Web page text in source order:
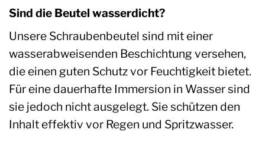
Sind die Beutel wasserdicht?
Unsere Schraubenbeutel sind mit einer
wasserabweisenden Beschichtung versehen,
die einen guten Schutz vor Feuchtigkeit bietet.
Für eine dauerhafte Immersion in Wasser sind
sie jedoch nicht ausgelegt. Sie schützen den
Inhalt effektiv vor Regen und Spritzwasser.